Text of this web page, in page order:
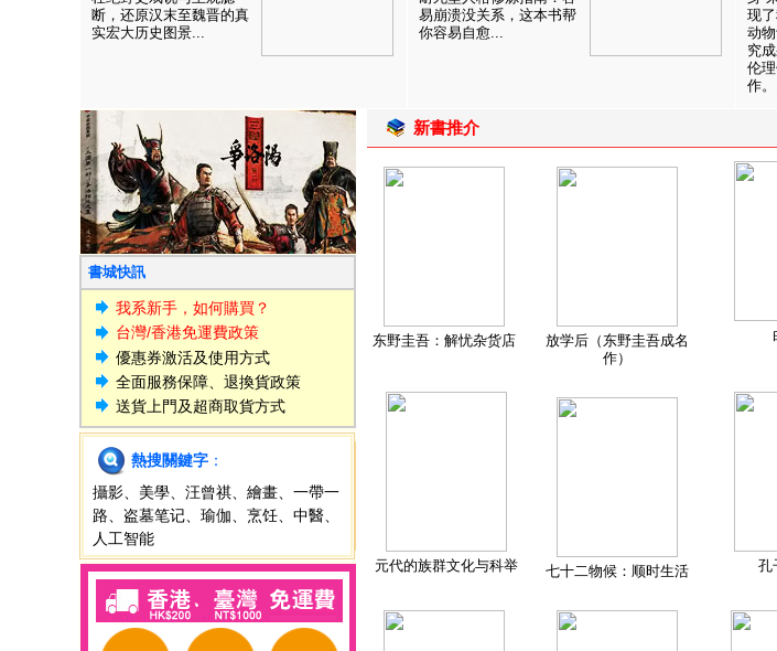
断，还原汉末至魏晋的真
实宏大历史图景...
易崩溃没关系，这本书帮
你容易自愈...
现
动
究
伦
作
書城快訊
我系新手，如何購買？
台灣/香港免運費政策
優惠券激活及使用方式
全面服務保障、退換貨政策
送貨上門及超商取貨方式
熱搜關鍵字 ：
攝影
美學 汪曾祺 繪畫
一帶一
路
盗墓笔记 瑜伽 烹饪 中醫
人工智能
新書推介
东野圭吾：解忧杂货店
放学后（东野圭吾成名
作）
元代的族群文化与科举 七十二物候：顺时生活 孔